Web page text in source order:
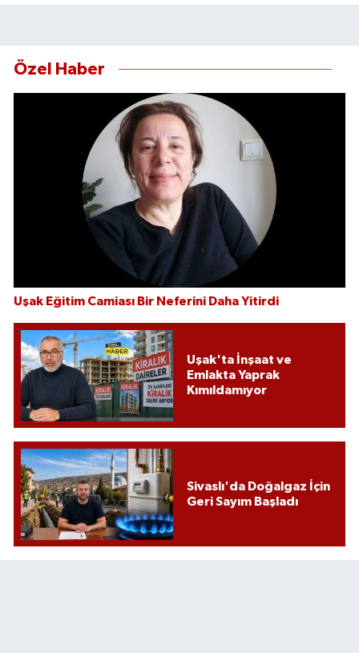
Özel Haber
Uşak Eğitim Camiası Bir Neferini Daha Yitirdi
Uşak'ta İnşaat ve
Emlakta Yaprak
Kımıldamıyor
Sivaslı'da Doğalgaz İçin
Geri Sayım Başladı